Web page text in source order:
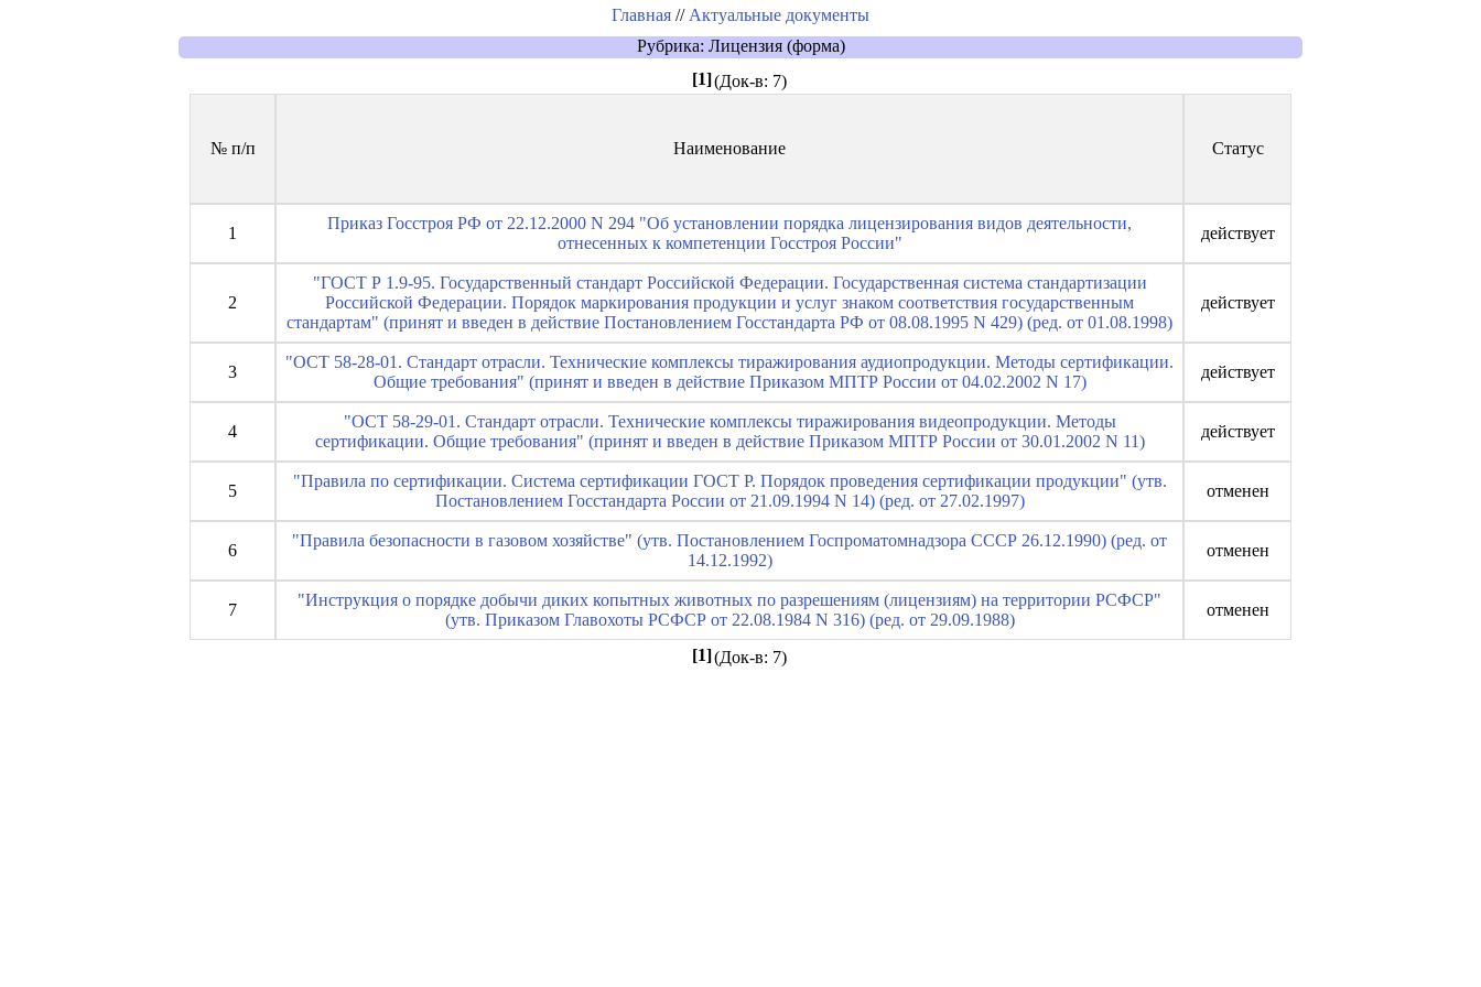
Главная // Актуальные документы
Рубрика: Лицензия (форма)
[1](Док-в: 7)
№ п/п Наименование Статус
1
Приказ Госстроя РФ от 22.12.2000 N 294 "Об установлении порядка лицензирования видов деятельности,
отнесенных к компетенции Госстроя России"
действует
2
"ГОСТ Р 1.9-95. Государственный стандарт Российской Федерации. Государственная система стандартизации
Российской Федерации. Порядок маркирования продукции и услуг знаком соответствия государственным
стандартам" (принят и введен в действие Постановлением Госстандарта РФ от 08.08.1995 N 429) (ред. от 01.08.1998)
действует
3
"ОСТ 58-28-01. Стандарт отрасли. Технические комплексы тиражирования аудиопродукции. Методы сертификации.
Общие требования" (принят и введен в действие Приказом МПТР России от 04.02.2002 N 17)
действует
4
"ОСТ 58-29-01. Стандарт отрасли. Технические комплексы тиражирования видеопродукции. Методы
сертификации. Общие требования" (принят и введен в действие Приказом МПТР России от 30.01.2002 N 11)
действует
5
"Правила по сертификации. Система сертификации ГОСТ Р. Порядок проведения сертификации продукции" (утв.
Постановлением Госстандарта России от 21.09.1994 N 14) (ред. от 27.02.1997)
отменен
6
"Правила безопасности в газовом хозяйстве" (утв. Постановлением Госпроматомнадзора СССР 26.12.1990) (ред. от
14.12.1992)
отменен
7
"Инструкция о порядке добычи диких копытных животных по разрешениям (лицензиям) на территории РСФСР"
(утв. Приказом Главохоты РСФСР от 22.08.1984 N 316) (ред. от 29.09.1988)
отменен
[1](Док-в: 7)